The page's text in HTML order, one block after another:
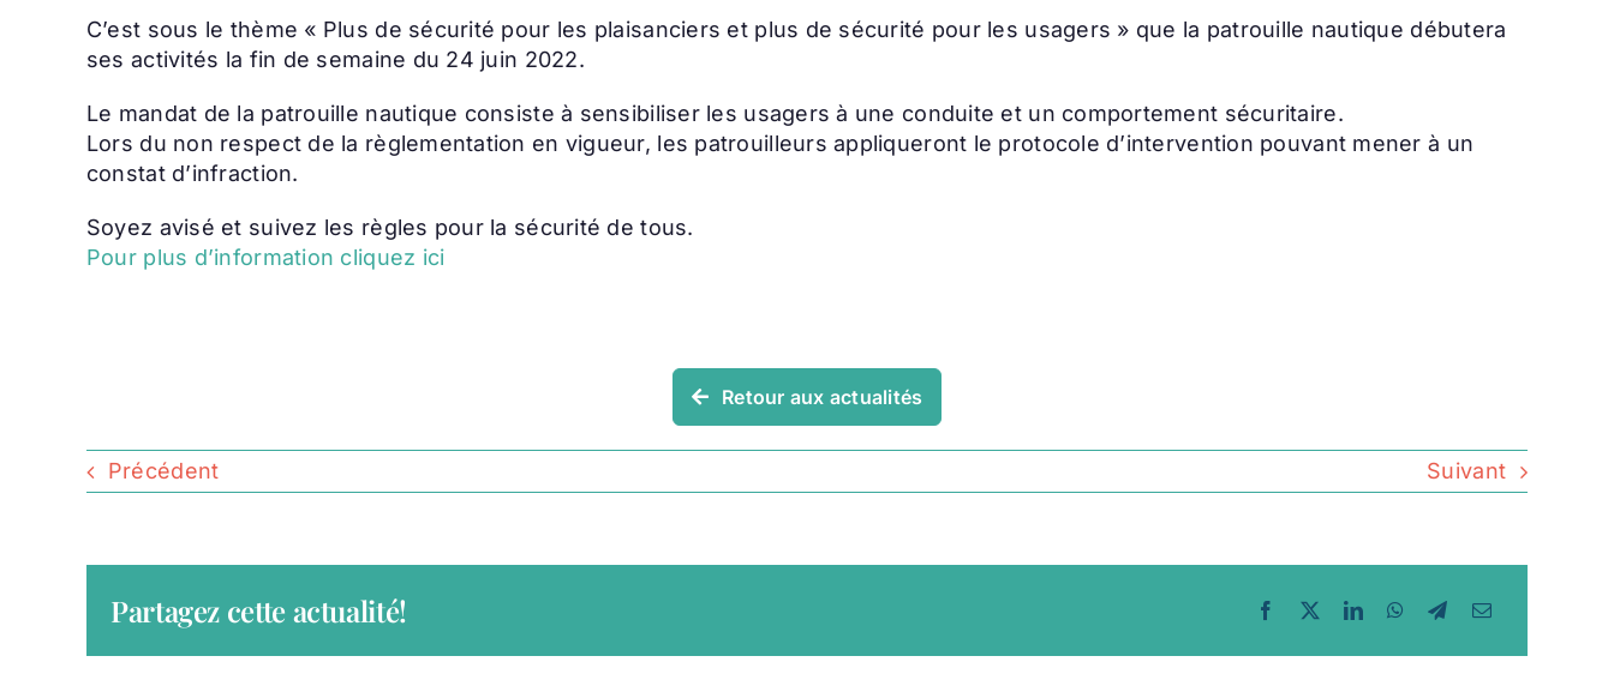
C’est sous le thème « Plus de sécurité pour les plaisanciers et plus de sécurité pour les usagers » que la patrouille nautique débutera
ses activités la fin de semaine du 24 juin 2022.
Le mandat de la patrouille nautique consiste à sensibiliser les usagers à une conduite et un comportement sécuritaire.
Lors du non respect de la règlementation en vigueur, les patrouilleurs appliqueront le protocole d’intervention pouvant mener à un
constat d’infraction.
Soyez avisé et suivez les règles pour la sécurité de tous.
Pour plus d’information cliquez ici
Retour aux actualités
Précédent Suivant
Partagez cette actualité!